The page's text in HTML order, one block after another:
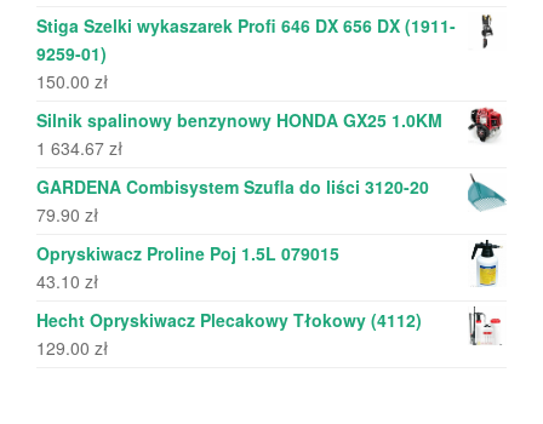
Stiga Szelki wykaszarek Profi 646 DX 656 DX (1911-
9259-01)
150.00 zł
Silnik spalinowy benzynowy HONDA GX25 1.0KM
1 634.67 zł
GARDENA Combisystem Szufla do liści 3120-20
79.90 zł
Opryskiwacz Proline Poj 1.5L 079015
43.10 zł
Hecht Opryskiwacz Plecakowy Tłokowy (4112)
129.00 zł